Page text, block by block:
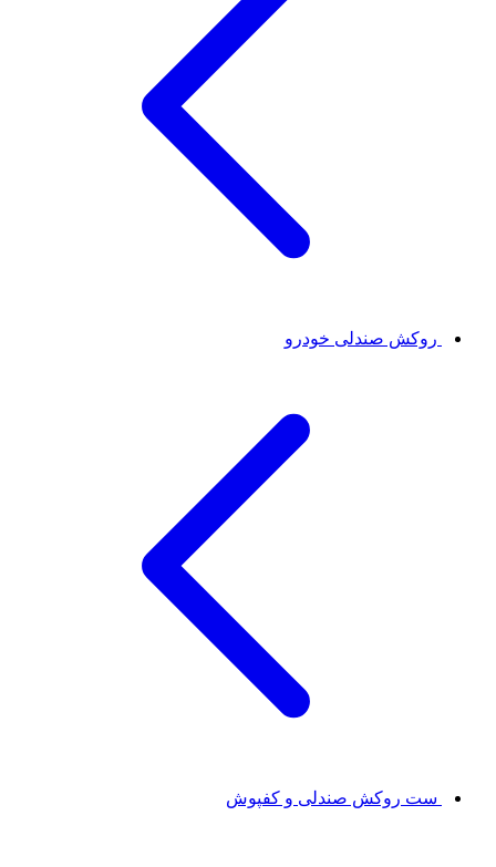
روکش صندلی خودرو
ست روکش صندلی و کفپوش